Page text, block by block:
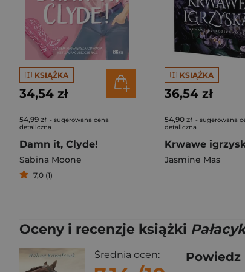
KSIĄŻKA
34,54 zł
54,99 zł - sugerowana cena
detaliczna
Damn it, Clyde!
Sabina Moone
7,0 (1)
KSIĄŻKA
36,54 zł
54,90 zł - sugerowana
detaliczna
Jasmine Mas
Oceny i recenzje książki
Średnia ocen: Powiedz